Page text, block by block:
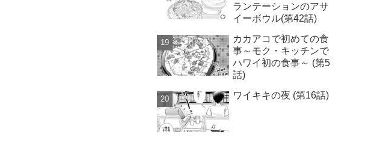
ランテーションのアサ
イーボウル(第42話)
カカアコで初めての食
事～モク・キッチンで
ハワイ初の食事～ (第5
話)
ワイキキの夜 (第16話)